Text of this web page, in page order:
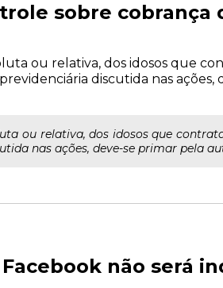
sobre cobrança
ou relativa, dos idosos que
discutida nas
ou relativa, dos idosos que
nas ações, deve-se primar pela
não será